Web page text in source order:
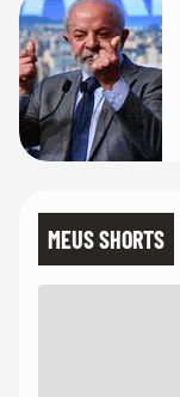
MEUS SHORTS